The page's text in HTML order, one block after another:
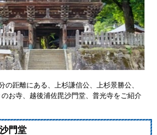
の距離にある、上杉謙信公、上杉景勝公、
お寺、越後浦佐毘沙門堂、普光寺をご紹介
門堂